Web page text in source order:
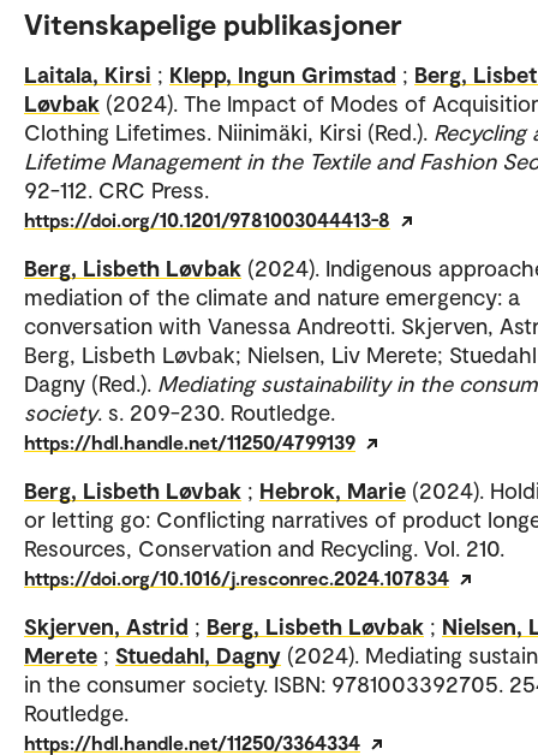
Vitenskapelige publikasjoner
Laitala, Kirsi ; Klepp, Ingun Grimstad ; Berg,
Løvbak (2024). The Impact of Modes of
Clothing Lifetimes. Niinimäki, Kirsi (Red.). Recycling
Lifetime Management in the Textile and Fashion
92-112. CRC Press.
https://doi.org/10.1201/9781003044413-8
Berg, Lisbeth Løvbak (2024). Indigenous
mediation of the climate and nature emergency: a
conversation with Vanessa Andreotti. Skjerven,
Berg, Lisbeth Løvbak; Nielsen, Liv Merete;
Dagny (Red.). Mediating sustainability in the
society. s. 209-230. Routledge.
https://hdl.handle.net/11250/4799139
Berg, Lisbeth Løvbak ; Hebrok, Marie (2024).
or letting go: Conflicting narratives of product
Resources, Conservation and Recycling. Vol. 210.
https://doi.org/10.1016/j.resconrec.2024.107834
Skjerven, Astrid ; Berg, Lisbeth Løvbak ; Nielsen,
Merete ; Stuedahl, Dagny (2024). Mediating
in the consumer society. ISBN: 9781003392705.
Routledge.
https://hdl.handle.net/11250/3364334